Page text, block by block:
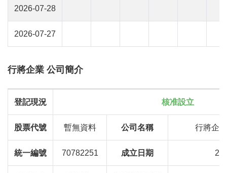
2026-07-28
2026-07-27
行將企業 公司簡介
登記現況 核准設立
股票代號 暫無資料 公司名稱 行將企
統一編號 70782251 成立日期